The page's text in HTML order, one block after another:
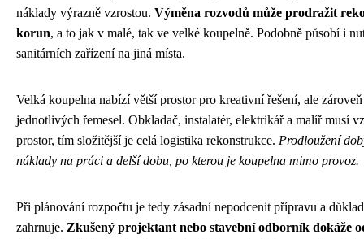
náklady výrazně vzrostou. Výměna rozvodů může prodražit
korun, a to jak v malé, tak ve velké koupelně. Podobně působí i
sanitárních zařízení na jiná místa.
Velká koupelna nabízí větší prostor pro kreativní řešení, ale
jednotlivých řemesel. Obkladač, instalatér, elektrikář a malíř musí
prostor, tím složitější je celá logistika rekonstrukce. Prodloužení
náklady na práci a delší dobu, po kterou je koupelna mimo provoz.
Při plánování rozpočtu je tedy zásadní nepodcenit přípravu a
zahrnuje. Zkušený projektant nebo stavební odborník dokáže